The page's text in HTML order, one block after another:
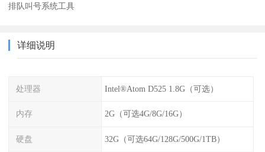
排队叫号系统工具
详细说明
处理器 Intel®Atom D525 1.8G（可选）
内存 2G（可选4G/8G/16G）
硬盘 32G（可选64G/128G/500G/1TB）